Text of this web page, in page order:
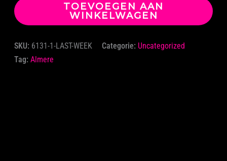
TOEVOEGEN AAN
WINKELWAGEN
SKU: 6131-1-LAST-WEEK Categorie: Uncategorized
Tag:Almere